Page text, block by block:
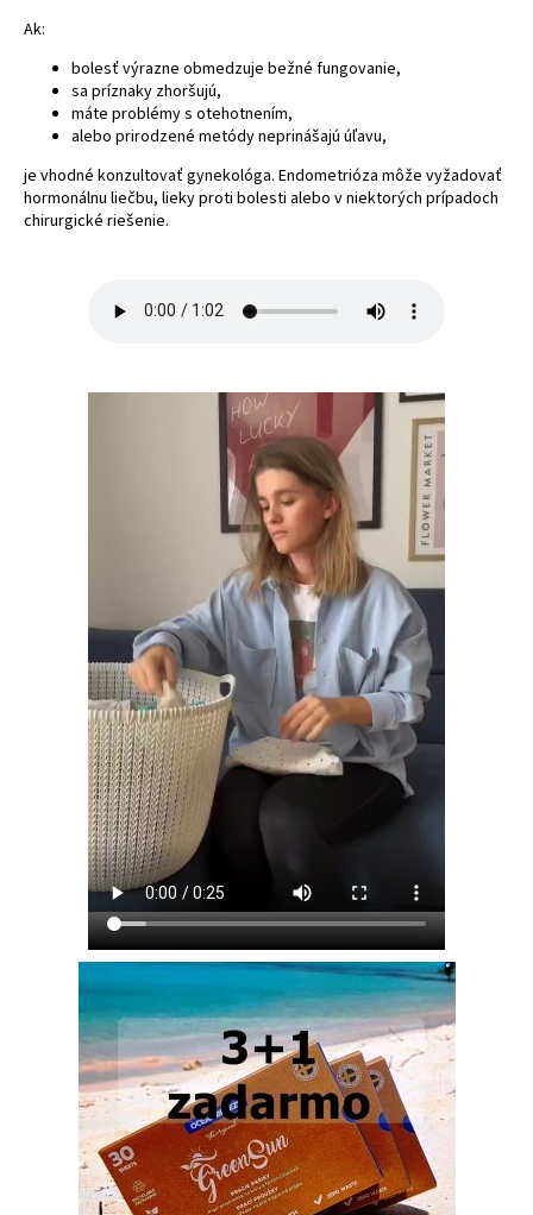
Ak:
bolesť výrazne obmedzuje bežné fungovanie,
sa príznaky zhoršujú,
máte problémy s otehotnením,
alebo prirodzené metódy neprinášajú úľavu,
je vhodné konzultovať gynekológa. Endometrióza môže vyžadovať
hormonálnu liečbu, lieky proti bolesti alebo v niektorých prípadoch
chirurgické riešenie.